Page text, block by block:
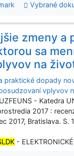
Vybrané
zmeny a
sa
na
praktické dopady
vplyvov
- Katedra
2017 :
2017, Bratislava. S.
-